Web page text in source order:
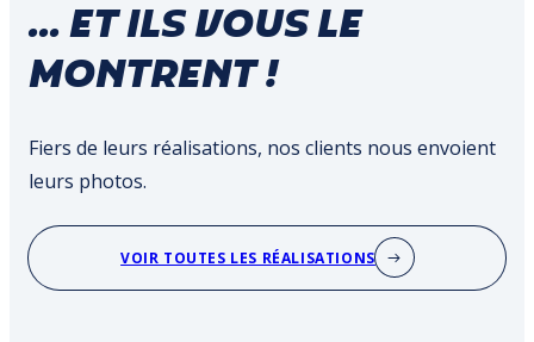
... ET ILS VOUS LE
MONTRENT !
Fiers de leurs réalisations, nos clients nous envoient
leurs photos.
VOIR TOUTES LES RÉALISATIONS